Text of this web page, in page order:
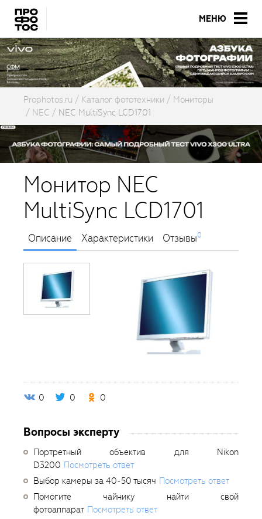
МЕНЮ
Prophotos.ru Каталог фототехники
Мониторы
NEC
NEC MultiSync LCD1701
Монитор NEC
MultiSync LCD1701
Описание Характеристики Отзывы0
0 0 0
Вопросы эксперту
Портретный объектив для Nikon
D3200 Посмотреть ответ
Выбор камеры за 40-50 тысяч Посмотреть ответ
Помогите чайнику найти свой
фотоаппарат Посмотреть ответ